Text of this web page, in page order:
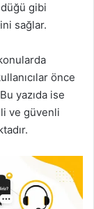
gibi
sağlar.
önce
yazıda ise
ve güvenli